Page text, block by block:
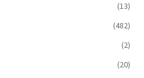
(13)
(482)
(2)
(20)